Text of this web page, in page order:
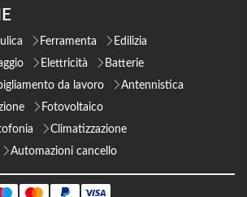
Ferramenta
Edilizia
Elettricità
Batterie
da lavoro
Antennistica
Fotovoltaico
Climatizzazione
Automazioni cancello